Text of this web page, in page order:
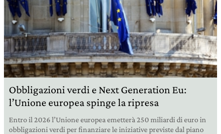
Obbligazioni verdi e Next Generation Eu:
l’Unione europea spinge la ripresa
Entro il 2026 l’Unione europea emetterà 250 miliardi di euro in
obbligazioni verdi per finanziare le iniziative previste dal piano